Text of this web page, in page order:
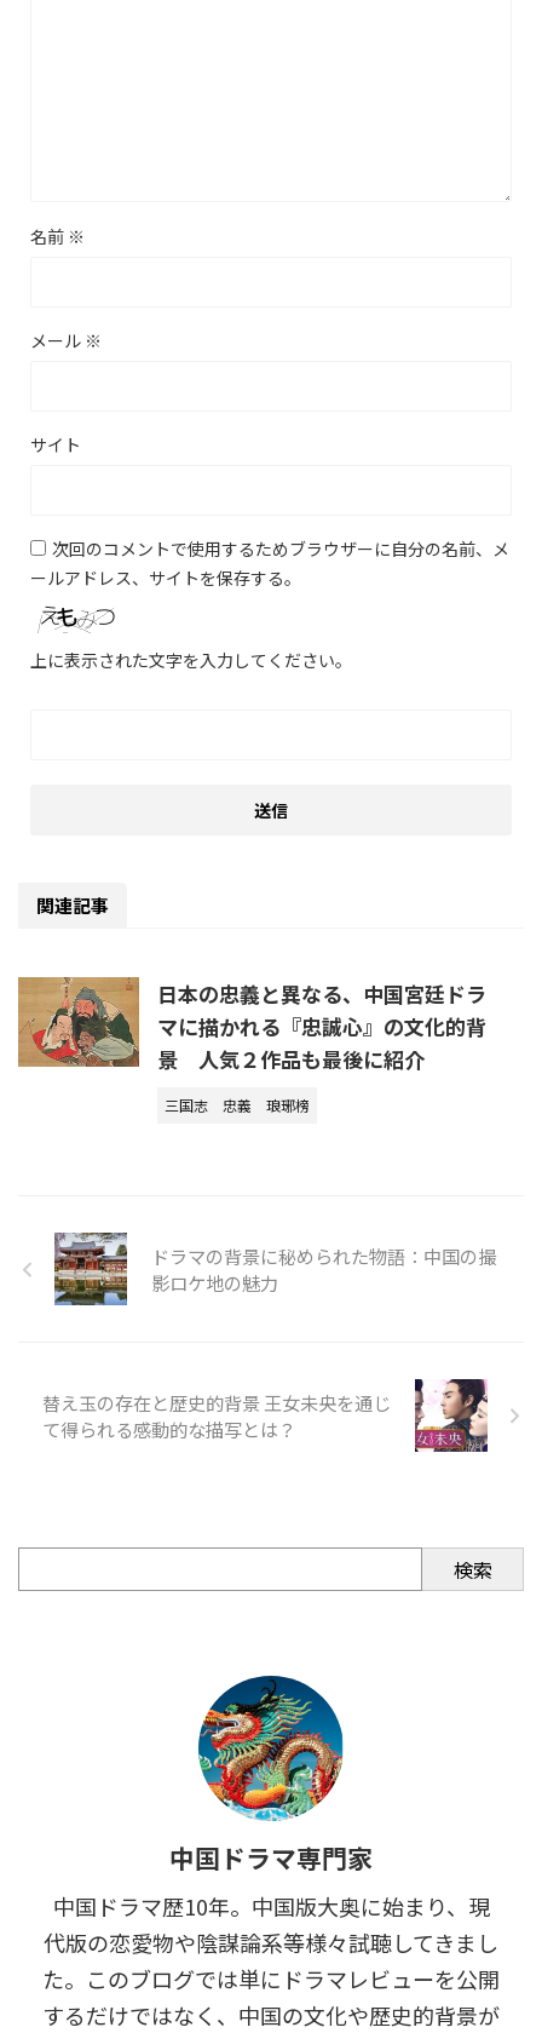
名前 ※
メール ※
サイト
次回のコメントで使用するためブラウザーに自分の名前、メ
ールアドレス、サイトを保存する。
上に表示された文字を入力してください。
関連記事
日本の忠義と異なる、中国宮廷ドラ
マに描かれる『忠誠心』の文化的背
景 人気２作品も最後に紹介
三国志 忠義 琅琊榜
ドラマの背景に秘められた物語：中国の撮
影ロケ地の魅力
替え玉の存在と歴史的背景 王女未央を通じ
て得られる感動的な描写とは？
検索
中国ドラマ専門家
中国ドラマ歴10年。中国版大奥に始まり、現
代版の恋愛物や陰謀論系等様々試聴してきまし
た。このブログでは単にドラマレビューを公開
するだけではなく、中国の文化や歴史的背景が